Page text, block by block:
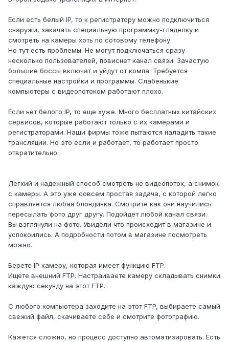
Если есть белый IP, то к регистратору можно подключиться
снаружи, закачать специальную программку-гляделку и
смотреть на камеры хоть по сотовому телефону.
Но тут есть проблемы. Не могут подключаться сразу
несколько пользователей, повиснет канал связи. Зачастую
большие боссы включат и уйдут от компа. Требуется
специальные настройки и программы. Слабенькие
компьютеры с видеопотоком работают плохо.
Если нет белого IP, то еще хуже. Много бесплатных китайских
сервисов, которые работают только с их камерами и
регистраторами. Наши фирмы тоже пытаются наладить такие
трансляции. Но это если и работает, то работает просто
отвратительно.
Легкий и надежный способ смотреть не видеопоток, а снимок
с камеры. А это уже совсем простая задача, с которой легко
справляется любая блондинка. Смотрите как они научились
пересылать фото друг другу. Подойдет любой канал связи.
Вы взглянули на фото. Увидели что происходит в магазине и
успокоились. А подробности потом в магазине посмотреть
можно.
Берете IP камеру, которая имеет функцию FTP.
Ищете внешний FTP. Настраиваете камеру складывать снимки
каждую секунду на этот FTP.
С любого компьютера заходите на этот FTP, выбираете самый
свежий файл, скачиваете себе и смотрите фотографию.
Кажется сложно, но процесс доступно автоматизировать. Есть